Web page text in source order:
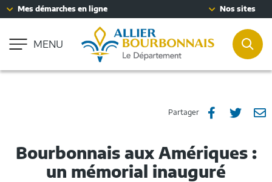
Aller à la recherche
Accessibilité : partiellement conforme
Mes démarches en ligne Nos sites
MENU
Partager Partager
Facebook
 
Bourbonnais aux Amériques :
un mémorial inauguré
Fenêtre
chat